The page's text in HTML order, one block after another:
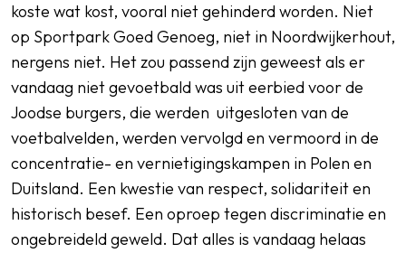
koste wat kost, vooral niet gehinderd worden. Niet
op Sportpark Goed Genoeg, niet in Noordwijkerhout,
nergens niet. Het zou passend zijn geweest als er
vandaag niet gevoetbald was uit eerbied voor de
Joodse burgers, die werden uitgesloten van de
voetbalvelden, werden vervolgd en vermoord in de
concentratie- en vernietigingskampen in Polen en
Duitsland. Een kwestie van respect, solidariteit en
historisch besef. Een oproep tegen discriminatie en
ongebreideld geweld. Dat alles is vandaag helaas